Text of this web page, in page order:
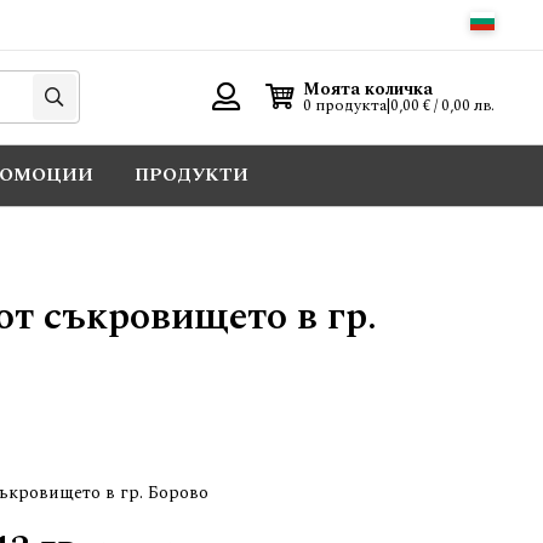
Търси
Моята количка
0 продукта|0,00 € / 0,00 лв.
ПРОДУКТИ
съкровището в гр.
в гр. Борово